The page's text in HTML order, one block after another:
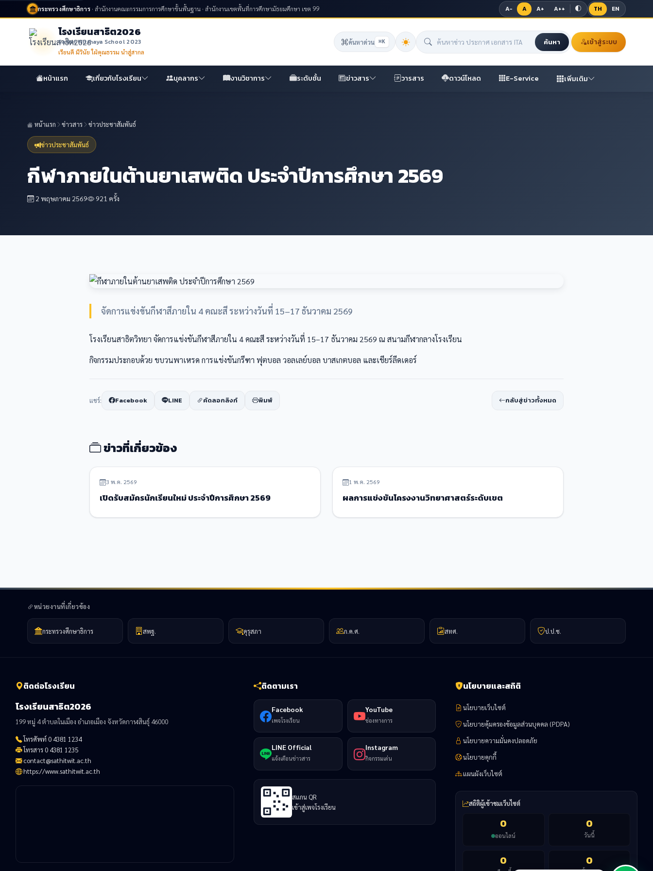
กระทรวงศึกษาธิการ · สำนักงานคณะกรรมการการศึกษาขั้นพื้นฐาน · สำนักงานเขตพื้นที่การศึกษามัธยมศึกษา เขต 99 A− A A+ A++ TH EN
โรงเรียนสาธิต2026
Sathit Witthaya School 2023
เรียนดี มีวินัย ใฝ่คุณธรรม นำสู่สากล
ค้นหาด่วน ⌘K ค้นหา เข้าสู่ระบบ
หน้าแรก เกี่ยวกับโรงเรียน บุคลากร งานวิชาการ ระดับชั้น ข่าวสาร วารสาร ดาวน์โหลด E-Service เพิ่มเติม
หน้าแรก ข่าวสาร ข่าวประชาสัมพันธ์
ข่าวประชาสัมพันธ์
กีฬาภายในต้านยาเสพติด ประจำปีการศึกษา 2569
2 พฤษภาคม 2569 921 ครั้ง
จัดการแข่งขันกีฬาสีภายใน 4 คณะสี ระหว่างวันที่ 15–17 ธันวาคม 2569
โรงเรียนสาธิตวิทยา จัดการแข่งขันกีฬาสีภายใน 4 คณะสี ระหว่างวันที่ 15–17 ธันวาคม 2569 ณ สนามกีฬากลางโรงเรียน
กิจกรรมประกอบด้วย ขบวนพาเหรด การแข่งขันกรีฑา ฟุตบอล วอลเลย์บอล บาสเกตบอล และเชียร์ลีดเดอร์
แชร์: Facebook LINE คัดลอกลิงก์ พิมพ์ กลับสู่ข่าวทั้งหมด
ข่าวที่เกี่ยวข้อง
ข่าวประชาสัมพันธ์
3 พ.ค. 2569
เปิดรับสมัครนักเรียนใหม่ ประจำปีการศึกษา 2569
1 พ.ค. 2569
ผลการแข่งขันโครงงานวิทยาศาสตร์ระดับเขต
หน่วยงานที่เกี่ยวข้อง
กระทรวงศึกษาธิการ สพฐ. คุรุสภา ก.ค.ศ. สทศ. ป.ป.ช.
ติดต่อโรงเรียน
โรงเรียนสาธิต2026
199 หมู่ 4 ตำบลในเมือง อำเภอเมือง จังหวัดกาฬสินธุ์ 46000
โทรศัพท์ 0 4381 1234
โทรสาร 0 4381 1235
contact@sathitwit.ac.th
https://www.sathitwit.ac.th
ติดตามเรา
Facebook
เพจโรงเรียน
YouTube
ช่องทางการ
LINE Official
แจ้งเตือนข่าวสาร
Instagram
กิจกรรมเด่น
สแกน QR
เข้าสู่เพจโรงเรียน
นโยบายและสถิติ
นโยบายเว็บไซต์
นโยบายคุ้มครองข้อมูลส่วนบุคคล (PDPA)
นโยบายความมั่นคงปลอดภัย
นโยบายคุกกี้
แผนผังเว็บไซต์
สถิติผู้เข้าชมเว็บไซต์
0
ออนไลน์
0
วันนี้
0 0